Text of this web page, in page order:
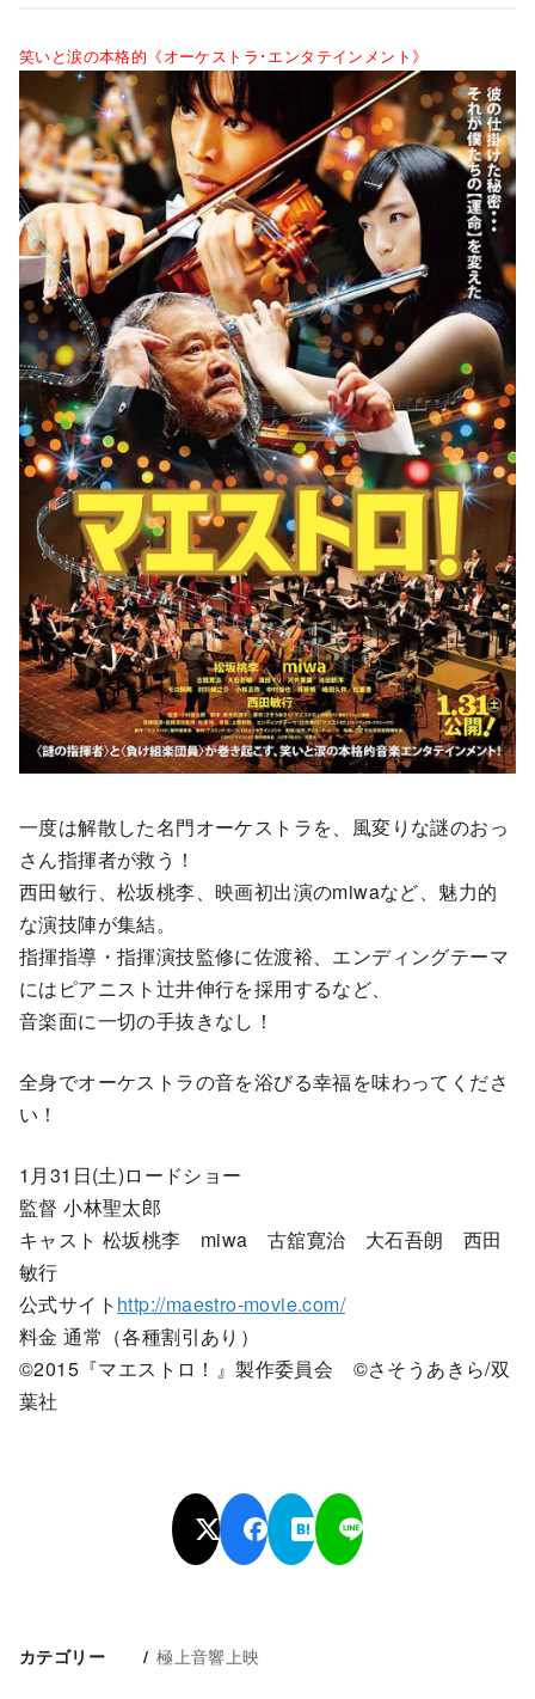
笑いと涙の本格的《オーケストラ･エンタテインメント》
一度は解散した名門オーケストラを、風変りな謎のおっ
さん指揮者が救う！
西田敏行、松坂桃李、映画初出演のmiwaなど、魅力的
な演技陣が集結。
指揮指導・指揮演技監修に佐渡裕、エンディングテーマ
にはピアニスト辻井伸行を採用するなど、
音楽面に一切の手抜きなし！
全身でオーケストラの音を浴びる幸福を味わってくださ
い！
1月31日(土)ロードショー
監督 小林聖太郎
キャスト 松坂桃李 miwa 古舘寛治 大石吾朗 西田
敏行
公式サイト http://maestro-movie.com/
料金 通常（各種割引あり）
©2015『マエストロ！』製作委員会 ©さそうあきら/双
葉社
カテゴリー 極上音響上映